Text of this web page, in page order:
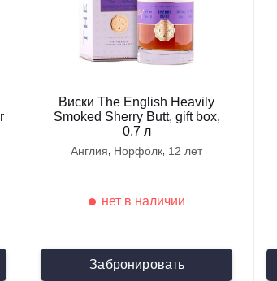
Виски The English Heavily
Smoked Sherry Butt, gift box,
0.7 л
англия норфолк 12 лет
Забронировать
нет в наличии